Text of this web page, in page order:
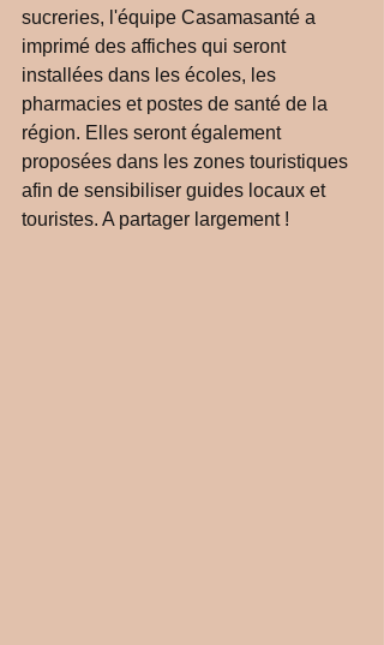
sucreries, l'équipe Casamasanté a
imprimé des affiches qui seront
installées dans les écoles, les
pharmacies et postes de santé de la
région. Elles seront également
proposées dans les zones touristiques
afin de sensibiliser guides locaux et
touristes. A partager largement !